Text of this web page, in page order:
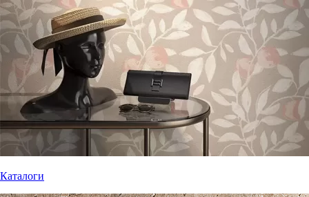
Каталоги